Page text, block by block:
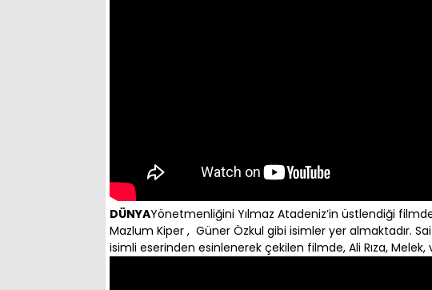
DÜNYAYönetmenliğini Yılmaz Atadeniz’in üstlendiği
Mazlum Kiper , Güner Özkul gibi isimler yer almaktadır. Sait
isimli eserinden esinlenerek çekilen filmde, Ali Rıza, Melek,